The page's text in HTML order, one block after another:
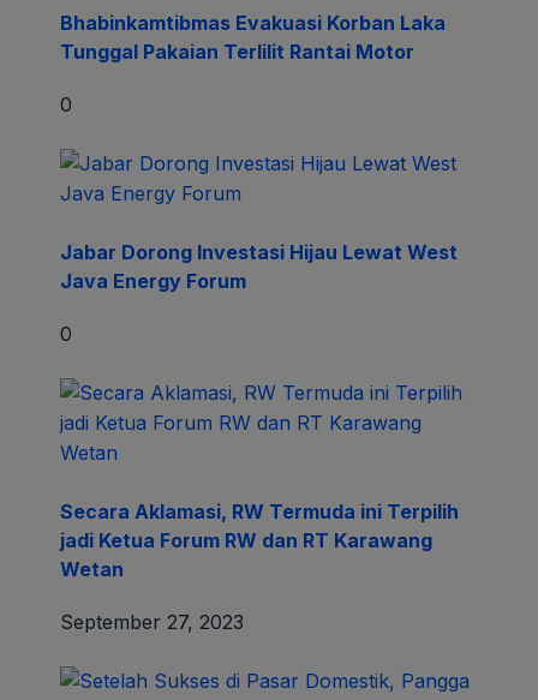
Bhabinkamtibmas Evakuasi Korban Laka
Tunggal Pakaian Terlilit Rantai Motor
0
Jabar Dorong Investasi Hijau Lewat West
Java Energy Forum
0
Secara Aklamasi, RW Termuda ini Terpilih
jadi Ketua Forum RW dan RT Karawang
Wetan
September 27, 2023